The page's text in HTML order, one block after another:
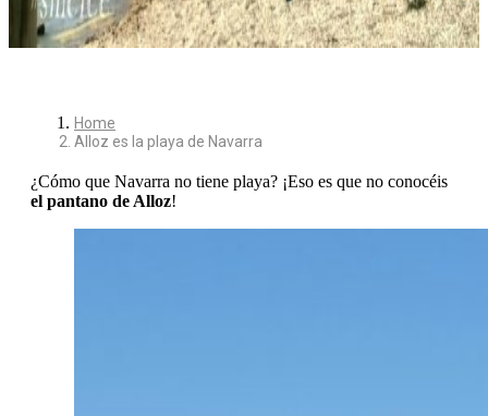
Home
Alloz es la playa de Navarra
¿Cómo que Navarra no tiene playa? ¡Eso es que no conocéis
el pantano de Alloz!